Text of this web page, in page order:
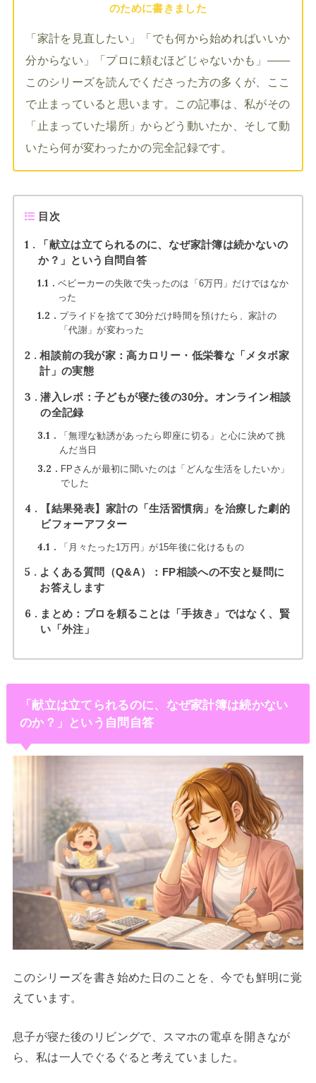
のために書きました
「家計を見直したい」「でも何から始めればいいか
分からない」「プロに頼むほどじゃないかも」——
このシリーズを読んでくださった方の多くが、ここ
で止まっていると思います。この記事は、私がその
「止まっていた場所」からどう動いたか、そして動
いたら何が変わったかの完全記録です。
目次
1
「献立は立てられるのに、なぜ家計簿は続かないの
か？」という自問自答
1.1
ベビーカーの失敗で失ったのは「6万円」だけではなか
った
1.2
プライドを捨てて30分だけ時間を預けたら、家計の
「代謝」が変わった
2
相談前の我が家：高カロリー・低栄養な「メタボ家
計」の実態
3
潜入レポ：子どもが寝た後の30分。オンライン相談
の全記録
3.1
「無理な勧誘があったら即座に切る」と心に決めて挑
んだ当日
3.2
FPさんが最初に聞いたのは「どんな生活をしたいか」
でした
4
【結果発表】家計の「生活習慣病」を治療した劇的
ビフォーアフター
4.1 「月々たった1万円」が15年後に化けるもの
5
よくある質問（Q&A）：FP相談への不安と疑問に
お答えします
6
まとめ：プロを頼ることは「手抜き」ではなく、賢
い「外注」
「献立は立てられるのに、なぜ家計簿は続かない
のか？」という自問自答
このシリーズを書き始めた日のことを、今でも鮮明に覚
えています。
息子が寝た後のリビングで、スマホの電卓を開きなが
ら、私は一人でぐるぐると考えていました。